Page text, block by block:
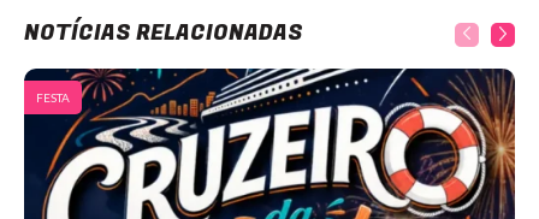
NOTÍCIAS RELACIONADAS
FESTA